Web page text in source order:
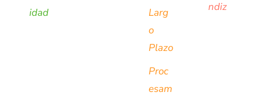
idad
Larg
o
Plazo
Proc
esam
ndiz